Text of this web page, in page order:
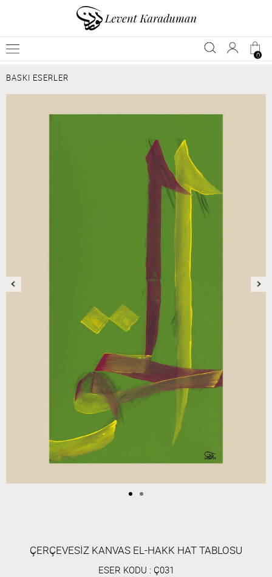
0
BASKI ESERLER
ÇERÇEVESİZ KANVAS EL-HAKK HAT TABLOSU
ESER KODU : Ç031